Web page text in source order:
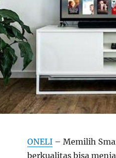
ONELI– Memilih
berkualitas bisa